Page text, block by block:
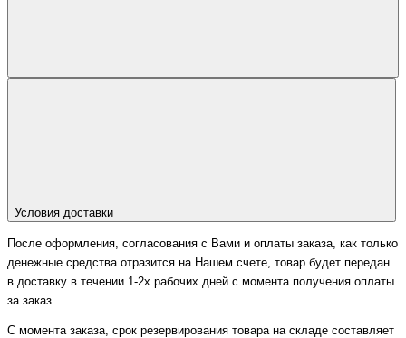
Условия доставки
После оформления, согласования с Вами и оплаты заказа, как только
денежные средства отразится на Нашем счете, товар будет передан
в доставку в течении 1-2х рабочих дней с момента получения оплаты
за заказ.
С момента заказа, срок резервирования товара на складе составляет